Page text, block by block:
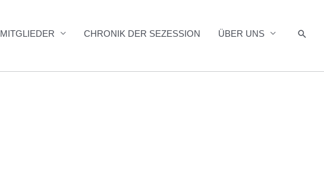
MITGLIEDER CHRONIK DER SEZESSION ÜBER UNS